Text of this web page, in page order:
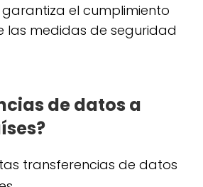
el cumplimiento
las medidas de seguridad
de datos a
transferencias de datos